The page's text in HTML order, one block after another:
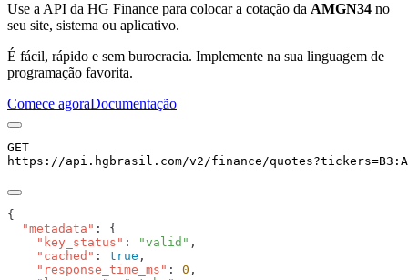
Use a API da HG Finance para colocar a cotação da AMGN34 no
seu site, sistema ou aplicativo.
É fácil, rápido e sem burocracia. Implemente na sua linguagem de
programação favorita.
Comece agoraDocumentação
GET
https://api.hgbrasil.com/v2/finance/quotes?tickers=
  "metadata"
    "key_status"
: "valid"
    "cached"
: true
    "response_time_ms"
: 0